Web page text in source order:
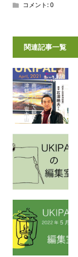
コメント:0
関連記事一覧